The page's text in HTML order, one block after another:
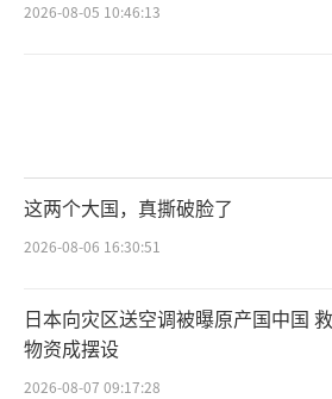
两岸关系的发展历来牵
八十年代的间接贸易，到后
破冰尝试。她在公开场合反
全与繁荣不能建立在对抗的
对话寻找最大公约数。这一
成员的认同。访问团成员在
此行收获颇丰，不仅增进了
作奠定了基础。
2026-08-05 10:46:13
这两个大国，真撕破脸了
2026-08-06 16:30:51
日本向灾区送空调被曝原产国中国
物资成摆设
2026-08-07 09:17:28